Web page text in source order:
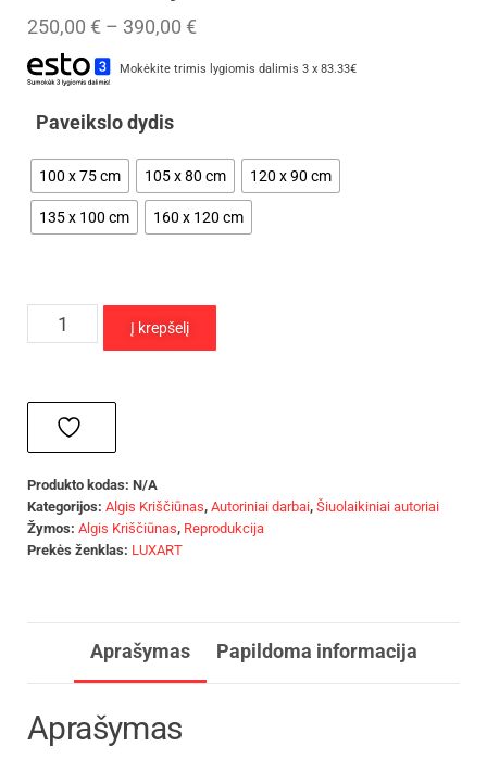
250,00 € – 390,00 €
Mokėkite trimis lygiomis dalimis 3 x 83.33€
Paveikslo dydis
100 x 75 cm 105 x 80 cm 120 x 90 cm
135 x 100 cm 160 x 120 cm
Į krepšelį
Produkto kodas: N/A
Kategorijos: Algis Kriščiūnas, Autoriniai darbai, Šiuolaikiniai autoriai
Žymos: Algis Kriščiūnas, Reprodukcija
Prekės ženklas: LUXART
Aprašymas Papildoma informacija
Aprašymas